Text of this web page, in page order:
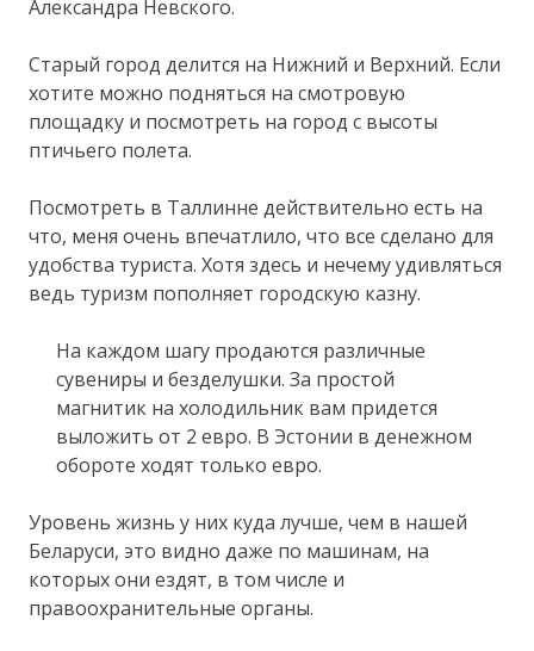
Александра Невского.
Старый город делится на Нижний и Верхний. Если
хотите можно подняться на смотровую
площадку и посмотреть на город с высоты
птичьего полета.
Посмотреть в Таллинне действительно есть на
что, меня очень впечатлило, что все сделано для
удобства туриста. Хотя здесь и нечему удивляться
ведь туризм пополняет городскую казну.
На каждом шагу продаются различные
сувениры и безделушки. За простой
магнитик на холодильник вам придется
выложить от 2 евро. В Эстонии в денежном
обороте ходят только евро.
Уровень жизнь у них куда лучше, чем в нашей
Беларуси, это видно даже по машинам, на
которых они ездят, в том числе и
правоохранительные органы.